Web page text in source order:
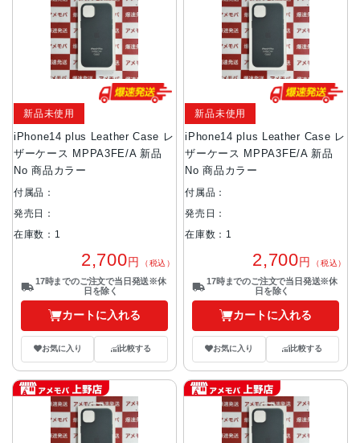
iPhone14 plus Leather Case レ
ザーケース MPPA3FE/A 新品
No 商品カラー
新品未使用
付属品：
発売日：
在庫数：1
2,700円 （税込）
17時までのご注文で当日発送※休
日を除く
カートに入れる
お気に入り 比較する
iPhone14 plus Leather Case レ
ザーケース MPPA3FE/A 新品
No 商品カラー
新品未使用
付属品：
発売日：
在庫数：1
2,700円 （税込）
17時までのご注文で当日発送※休
日を除く
カートに入れる
お気に入り 比較する